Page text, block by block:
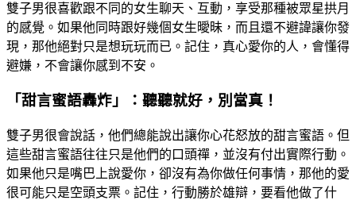
雙子男很喜歡跟不同的女生聊天、互動，享受那種被眾星拱月
的感覺。如果他同時跟好幾個女生曖昧，而且還不避諱讓你發
現，那他絕對只是想玩玩而已。記住，真心愛你的人，會懂得
避嫌，不會讓你感到不安。
「甜言蜜語轟炸」：聽聽就好，別當真！
雙子男很會說話，他們總能說出讓你心花怒放的甜言蜜語。但
這些甜言蜜語往往只是他們的口頭禪，並沒有付出實際行動。
如果他只是嘴巴上說愛你，卻沒有為你做任何事情，那他的愛
很可能只是空頭支票。記住，行動勝於雄辯，要看他做了什